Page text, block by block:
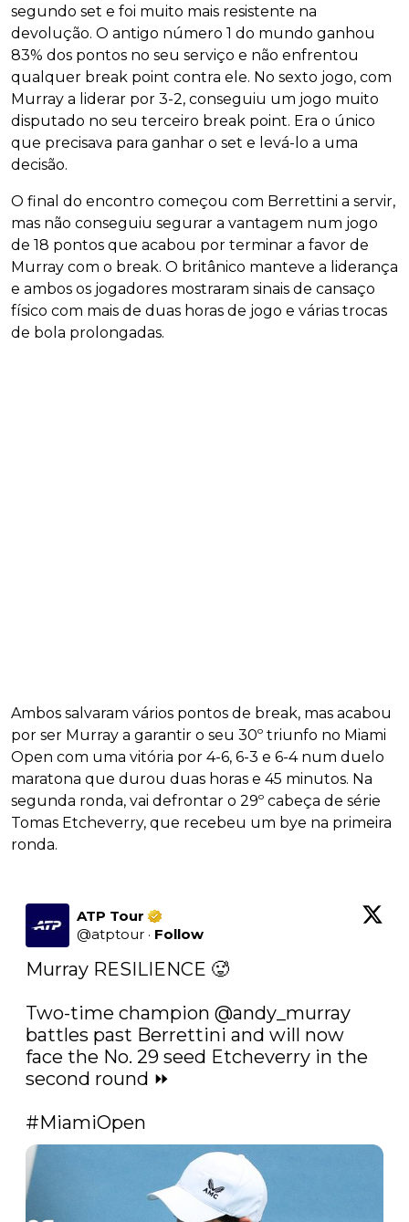
segundo set e foi muito mais resistente na
devolução. O antigo número 1 do mundo ganhou
83% dos pontos no seu serviço e não enfrentou
qualquer break point contra ele. No sexto jogo, com
Murray a liderar por 3-2, conseguiu um jogo muito
disputado no seu terceiro break point. Era o único
que precisava para ganhar o set e levá-lo a uma
decisão.
O final do encontro começou com Berrettini a servir,
mas não conseguiu segurar a vantagem num jogo
de 18 pontos que acabou por terminar a favor de
Murray com o break. O britânico manteve a liderança
e ambos os jogadores mostraram sinais de cansaço
físico com mais de duas horas de jogo e várias trocas
de bola prolongadas.
Ambos salvaram vários pontos de break, mas acabou
por ser Murray a garantir o seu 30º triunfo no Miami
Open com uma vitória por 4-6, 6-3 e 6-4 num duelo
maratona que durou duas horas e 45 minutos. Na
segunda ronda, vai defrontar o 29º cabeça de série
Tomas Etcheverry, que recebeu um bye na primeira
ronda.
ATP Tour
@atptour · Follow
Murray RESILIENCE 🥵
Two-time champion @andy_murray
battles past Berrettini and will now
face the No. 29 seed Etcheverry in the
second round ⏩
#MiamiOpen